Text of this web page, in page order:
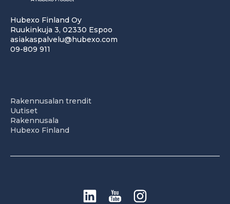
Hubexo Finland Oy
Ruukinkuja 3, 02330 Espoo
asiakaspalvelu@hubexo.com
09-809 911
Rakennusalan trendit
Uutiset
Rakennusala
Hubexo Finland